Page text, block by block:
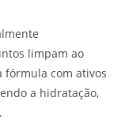
limpam ao
fórmula com ativos
a hidratação,